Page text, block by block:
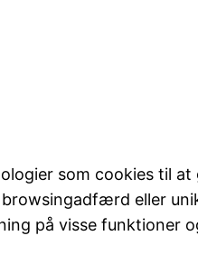
som cookies til
eller
på visse funktioner